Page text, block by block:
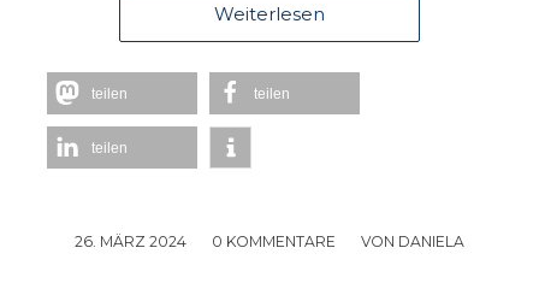
Weiterlesen
teilen teilen
teilen
26. MÄRZ 2024
/ 0 KOMMENTARE
/ VON DANIELA